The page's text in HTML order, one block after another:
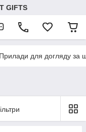
GIFTS
Прилади для догляду за